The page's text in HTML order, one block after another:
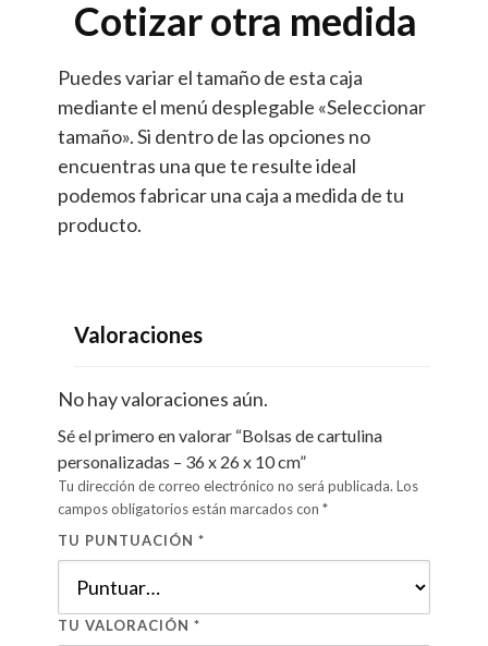
Cotizar otra medida
Puedes variar el tamaño de esta caja
mediante el menú desplegable «Seleccionar
tamaño». Si dentro de las opciones no
encuentras una que te resulte ideal
podemos fabricar una caja a medida de tu
producto.
Valoraciones
No hay valoraciones aún.
Sé el primero en valorar “Bolsas de cartulina
personalizadas – 36 x 26 x 10 cm”
Tu dirección de correo electrónico no será publicada. Los
campos obligatorios están marcados con *
TU PUNTUACIÓN *
TU VALORACIÓN *